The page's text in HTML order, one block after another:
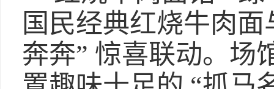
国民经典红烧牛肉
奔奔” 惊喜联动。场